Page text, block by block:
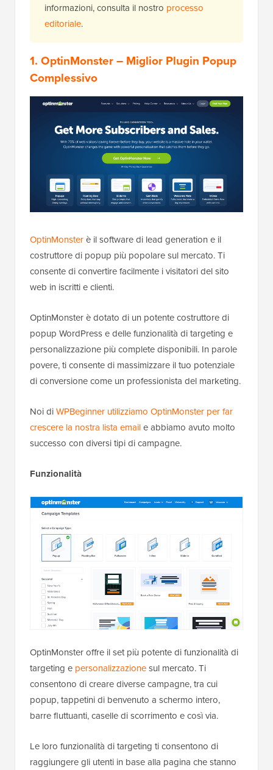
informazioni, consulta il nostro processo
editoriale.
1. OptinMonster– Miglior Plugin Popup
Complessivo
OptinMonsterè il software di lead generation e il
costruttore di popup più popolare sul mercato. Ti
consente di convertire facilmente i visitatori del sito
web in iscritti e clienti.
OptinMonster è dotato di un potente costruttore di
popup WordPress e delle funzionalità di targeting e
personalizzazione più complete disponibili. In parole
povere, ti consente di massimizzare il tuo potenziale
di conversione come un professionista del marketing.
Noi diWPBeginner utilizziamo OptinMonster per far
crescere la nostra lista emaile abbiamo avuto molto
successo con diversi tipi di campagne.
Funzionalità
OptinMonster offre il set più potente di funzionalità di
targeting e personalizzazionesul mercato. Ti
consentono di creare diverse campagne, tra cui
popup, tappetini di benvenuto a schermo intero,
barre fluttuanti, caselle di scorrimento e così via.
Le loro funzionalità di targeting ti consentono di
raggiungere gli utenti in base alla pagina che stanno